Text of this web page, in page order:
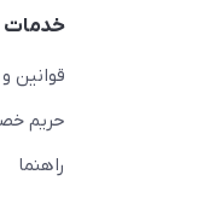
خدمات
قوانین
حریم
راهنما